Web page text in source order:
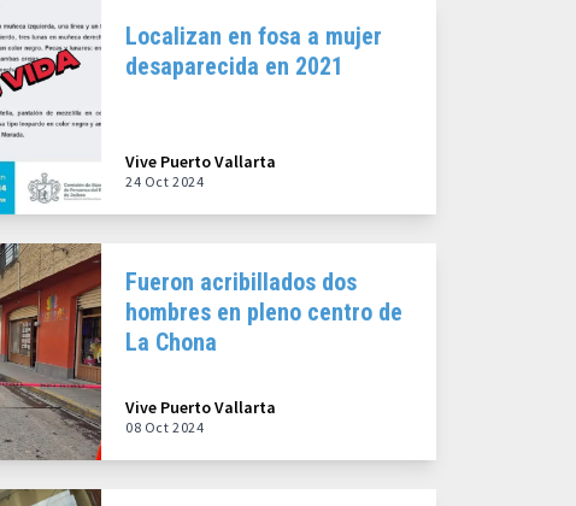
Localizan en fosa a mujer
desaparecida en 2021
Vive Puerto Vallarta
24 Oct 2024
Fueron acribillados dos
hombres en pleno centro de
La Chona
Vive Puerto Vallarta
08 Oct 2024